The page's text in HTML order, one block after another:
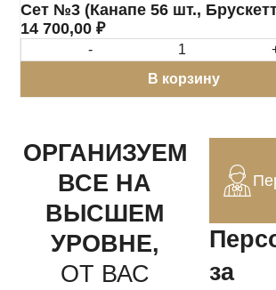
Сет №3 (Канапе 56 шт.,
14 700,00₽
-
В корзину
ОРГАНИЗУЕМ
ВСЕ НА
ВЫСШЕМ
УРОВНЕ,
ОТ ВАС
за